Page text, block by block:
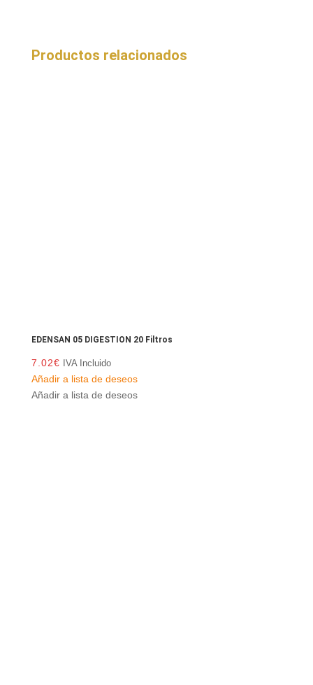
Productos relacionados
EDENSAN 05 DIGESTION 20 Filtros
7.02€ IVA Incluido
Añadir a lista de deseos
Añadir a lista de deseos